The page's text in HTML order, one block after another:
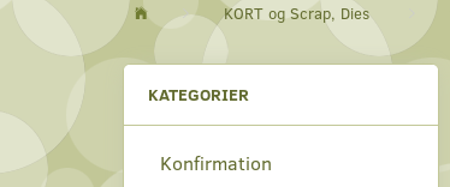
KORT og Scrap, Dies
KATEGORIER
Konfirmation